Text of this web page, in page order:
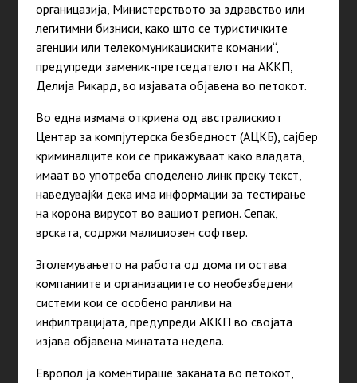
органицазија, Министерството за здравство или
легитимни бизниси, како што се туристичките
агенции или телекомуникациските комании“,
предупреди заменик-претседателот на АККП,
Делија Рикард, во изјавата објавена во петокот.
Во една измама откриена од австралискиот
Центар за компјутерска безбедност (АЦКБ), сајбер
криминалците кои се прикажуваат како владата,
имаат во употреба споделено линк преку текст,
наведувајќи дека има информации за тестирање
на корона вирусот во вашиот регион. Сепак,
врската, содржи малициозен софтвер.
Зголемувањето на работа од дома ги остава
компаниите и организациите со необезбедени
системи кои се особено ранливи на
инфилтрацијата, предупреди АККП во својата
изјава објавена минатата недела.
Европол ја коментираше заканата во петокот,